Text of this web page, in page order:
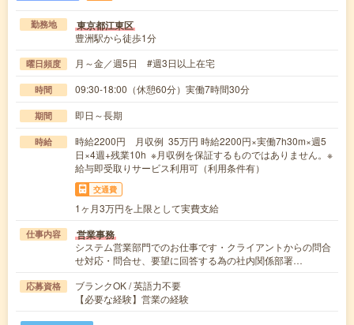
勤務地 東京都江東区
豊洲駅から徒歩1分
曜日頻度 月～金／週5日 #週3日以上在宅
時間 09:30-18:00（休憩60分）実働7時間30分
期間 即日～長期
時給
時給2200円 月収例 35万円 時給2200円×実働7h30m×週5
日×4週+残業10h ※月収例を保証するものではありません。※
給与即受取りサービス利用可（利用条件有）
交通費
1ヶ月3万円を上限として実費支給
仕事内容 営業事務
システム営業部門でのお仕事です・クライアントからの問合
せ対応・問合せ、要望に回答する為の社内関係部署…
応募資格
ブランクOK / 英語力不要
【必要な経験】営業の経験